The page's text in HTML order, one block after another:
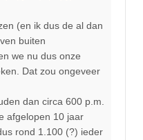
(en ik dus de al dan
buiten
we nu dus onze
Dat zou ongeveer
dan circa 600 p.m.
afgelopen 10 jaar
rond 1.100 (?) ieder